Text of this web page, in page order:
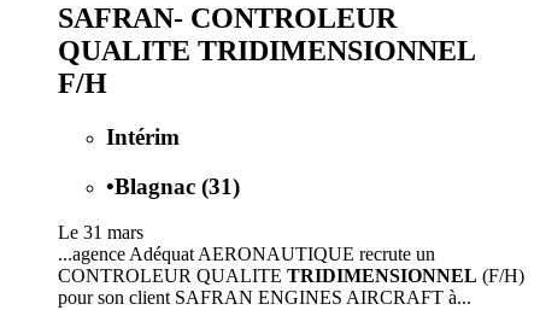
SAFRAN- CONTROLEUR
QUALITE TRIDIMENSIONNEL
F/H
Intérim
•Blagnac (31)
Le 31 mars
...agence Adéquat AERONAUTIQUE recrute un
CONTROLEUR QUALITE TRIDIMENSIONNEL (F/H)
pour son client SAFRAN ENGINES AIRCRAFT à...